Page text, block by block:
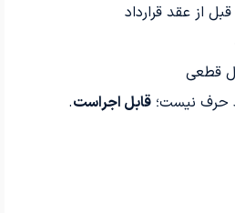
از عقد قرارداد
قطعی
حرف نیست؛ قابل اجراست.